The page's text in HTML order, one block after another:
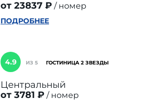
от 23837 ₽
номер
ПОДРОБНЕЕ
4.9 ИЗ 5 ГОСТИНИЦА 2 ЗВЕЗДЫ
Центральный
от 3781 ₽
номер